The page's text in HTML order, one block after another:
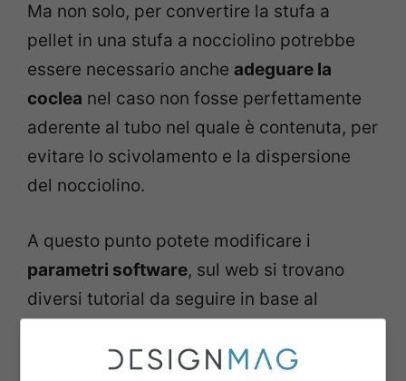
Ma non solo, per convertire la stufa a
pellet in una stufa a nocciolino potrebbe
essere necessario anche adeguare la
coclea nel caso non fosse perfettamente
aderente al tubo nel quale è contenuta, per
evitare lo scivolamento e la dispersione
del nocciolino.
A questo punto potete modificare i
parametri software, sul web si trovano
diversi tutorial da seguire in base al
consiglio è affidare il lavoro ad un tecnico